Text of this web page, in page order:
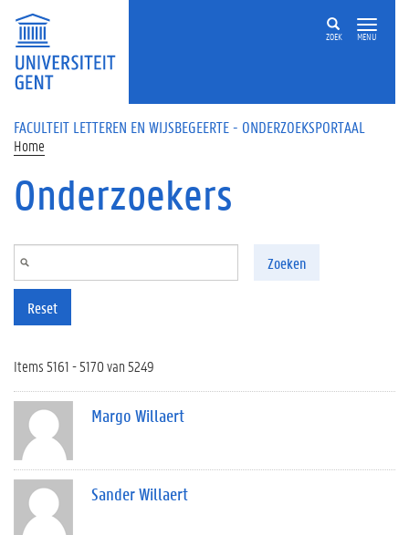
Overslaan en naar de inhoud gaan
ZOEK MENU
FACULTEIT LETTEREN EN WIJSBEGEERTE - ONDERZOEKSPORTAAL
Home
Onderzoekers
Zoeken
Reset
Items 5161 - 5170 van 5249
Margo Willaert
Sander Willaert